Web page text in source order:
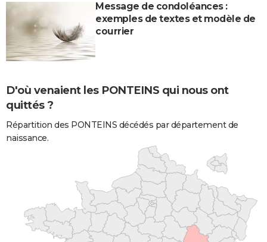
Message de condoléances :
exemples de textes et modèle de
courrier
D'où venaient les PONTEINS qui nous ont
quittés ?
Répartition des PONTEINS décédés par département de
naissance.